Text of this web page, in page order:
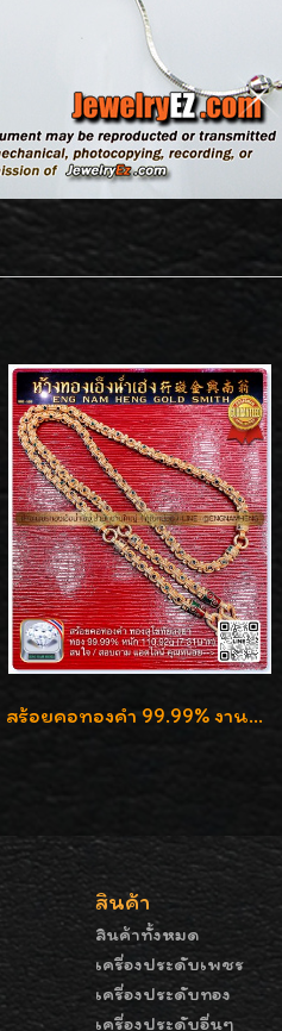
สร้อยคอทองคำ 99.99% งานลงยาสุโขทัยแท้ งานช่างทองโบราณ หรูหรา น่าสะสมค่ะ
สินค้า
สินค้าทั้งหมด
เครื่องประดับเพชร
เครื่องประดับทอง
เครื่องประดับอื่นๆ